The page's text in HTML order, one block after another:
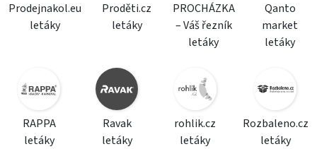
Prodejnakol.eu
letáky
Proděti.cz
letáky
PROCHÁZKA
– Váš řezník
letáky
Qanto
market
letáky
RAPPA
letáky
Ravak
letáky
rohlik.cz
letáky
Rozbaleno.cz
letáky